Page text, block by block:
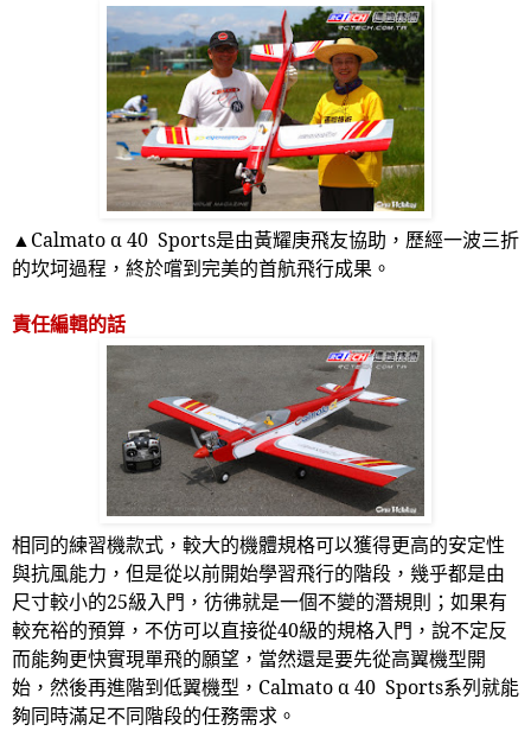
▲Calmatoα40 Sports是由黃耀庚飛友協助，歷經一波三折
的坎坷過程，終於嚐到完美的首航飛行成果。
責任編輯的話
相同的練習機款式，較大的機體規格可以獲得更高的安定性
與抗風能力，但是從以前開始學習飛行的階段，幾乎都是由
尺寸較小的25級入門，彷彿就是一個不變的潛規則；如果有
較充裕的預算，不仿可以直接從40級的規格入門，說不定反
而能夠更快實現單飛的願望，當然還是要先從高翼機型開
始，然後再進階到低翼機型， Calmatoα40 Sports系列就能
夠同時滿足不同階段的任務需求。